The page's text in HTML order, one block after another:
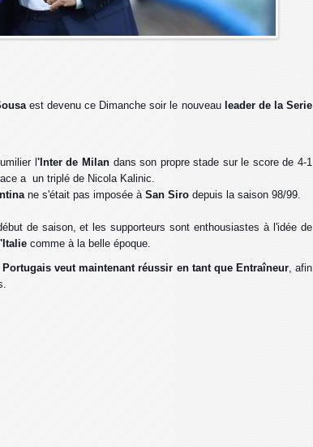
est devenu ce Dimanche soir le nouveauleader de la Serie
l 'Inter de Milan dans son propre stade sur le score de 4-1
a un triplé de Nicola Kalinic.
ne s'était pas imposée à San Siro depuis la saison 98/99.
de saison, et les supporteurs sont enthousiastes à l'idée de
comme à la belle époque.
Portugais veut maintenant réussir en tant que Entraîneur, afin